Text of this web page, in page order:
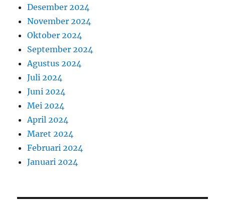
Desember 2024
November 2024
Oktober 2024
September 2024
Agustus 2024
Juli 2024
Juni 2024
Mei 2024
April 2024
Maret 2024
Februari 2024
Januari 2024